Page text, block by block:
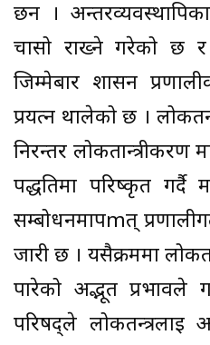
छन ।
चासो राख्ने गरेको छ र
जिम्मेबार शासन
प्रयत्न थालेको छ ।
निरन्तर लोकतान्त्रीकरण
पद्धतिमा परिष्कृत गर्दै
सम्बोधनमार्पmत्
जारी छ । यसैक्रममा
पारेको अद्भूत प्रभावले
परिषद्ले लोकतन्त्रलाई